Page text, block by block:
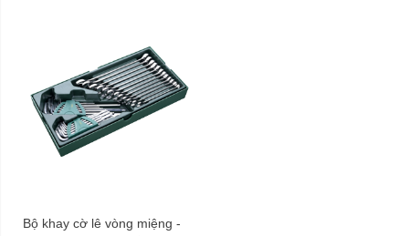
Bộ khay cờ lê vòng miệng -